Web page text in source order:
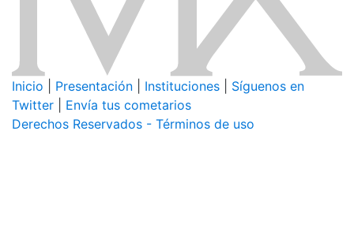
Inicio Presentación Instituciones
Síguenos en
Twitter
Envía tus cometarios
Derechos Reservados - Términos de uso